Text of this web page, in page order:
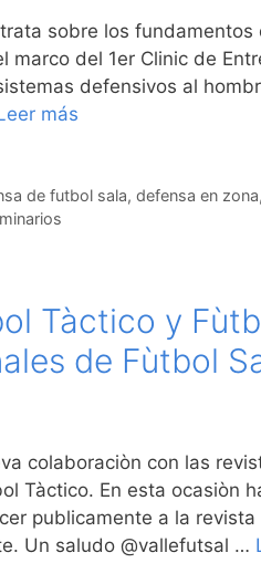
sobre los
del 1er Clinic de
defensivos al
más
de futbol sala, defensa en zona,
Tàctico y
de Fùtbol
colaboraciòn con las
Tàctico. En esta ocasiòn
publicamente a la
Un saludo @vallefutsal …